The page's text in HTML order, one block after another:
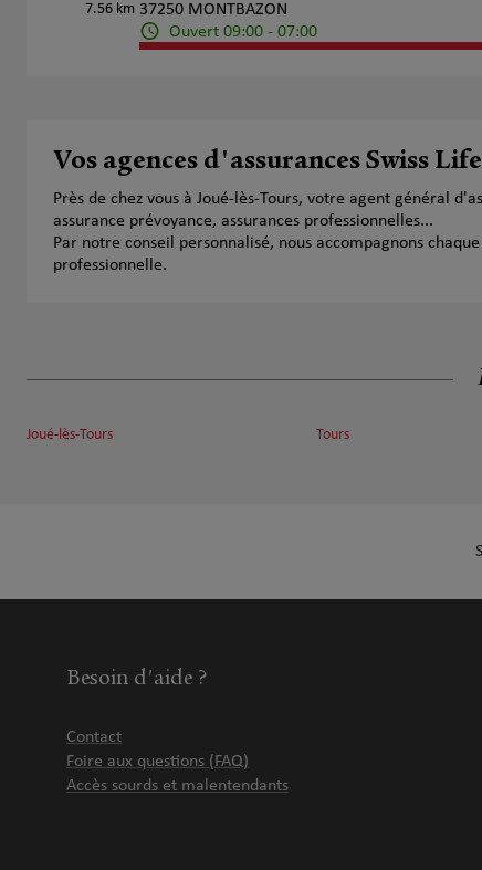
7.56 km 37250 MONTBAZON
Ouvert 09:00 - 07:00
5 Pascal Breton
30 Rue De La Republique
37230 Fondettes
Fermé aujourd'hui
8 LAURENT HAZE
Vos agences d'assurances Swiss
Près de chez vous à Joué-lès-Tours, votre agent général
assurance prévoyance, assurances professionnelles...
Par notre conseil personnalisé, nous accompagnons
professionnelle.
Joué-lès-Tours Tours
Besoin d'aide ?
Contact
Foire aux questions (FAQ)
Accès sourds et malentendants